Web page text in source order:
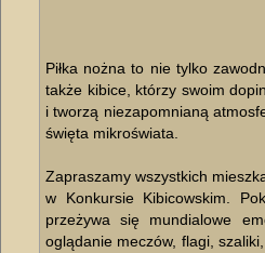
Piłka nożna to nie tylko
także kibice, którzy swoim
i tworzą niezapomnianą
święta mikroświata.
Zapraszamy wszystkich
w Konkursie Kibicowskim.
przeżywa się mundialowe
oglądanie meczów, flagi,